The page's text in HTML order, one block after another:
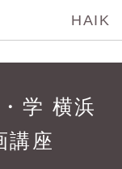
HAIK
学 横浜
講座